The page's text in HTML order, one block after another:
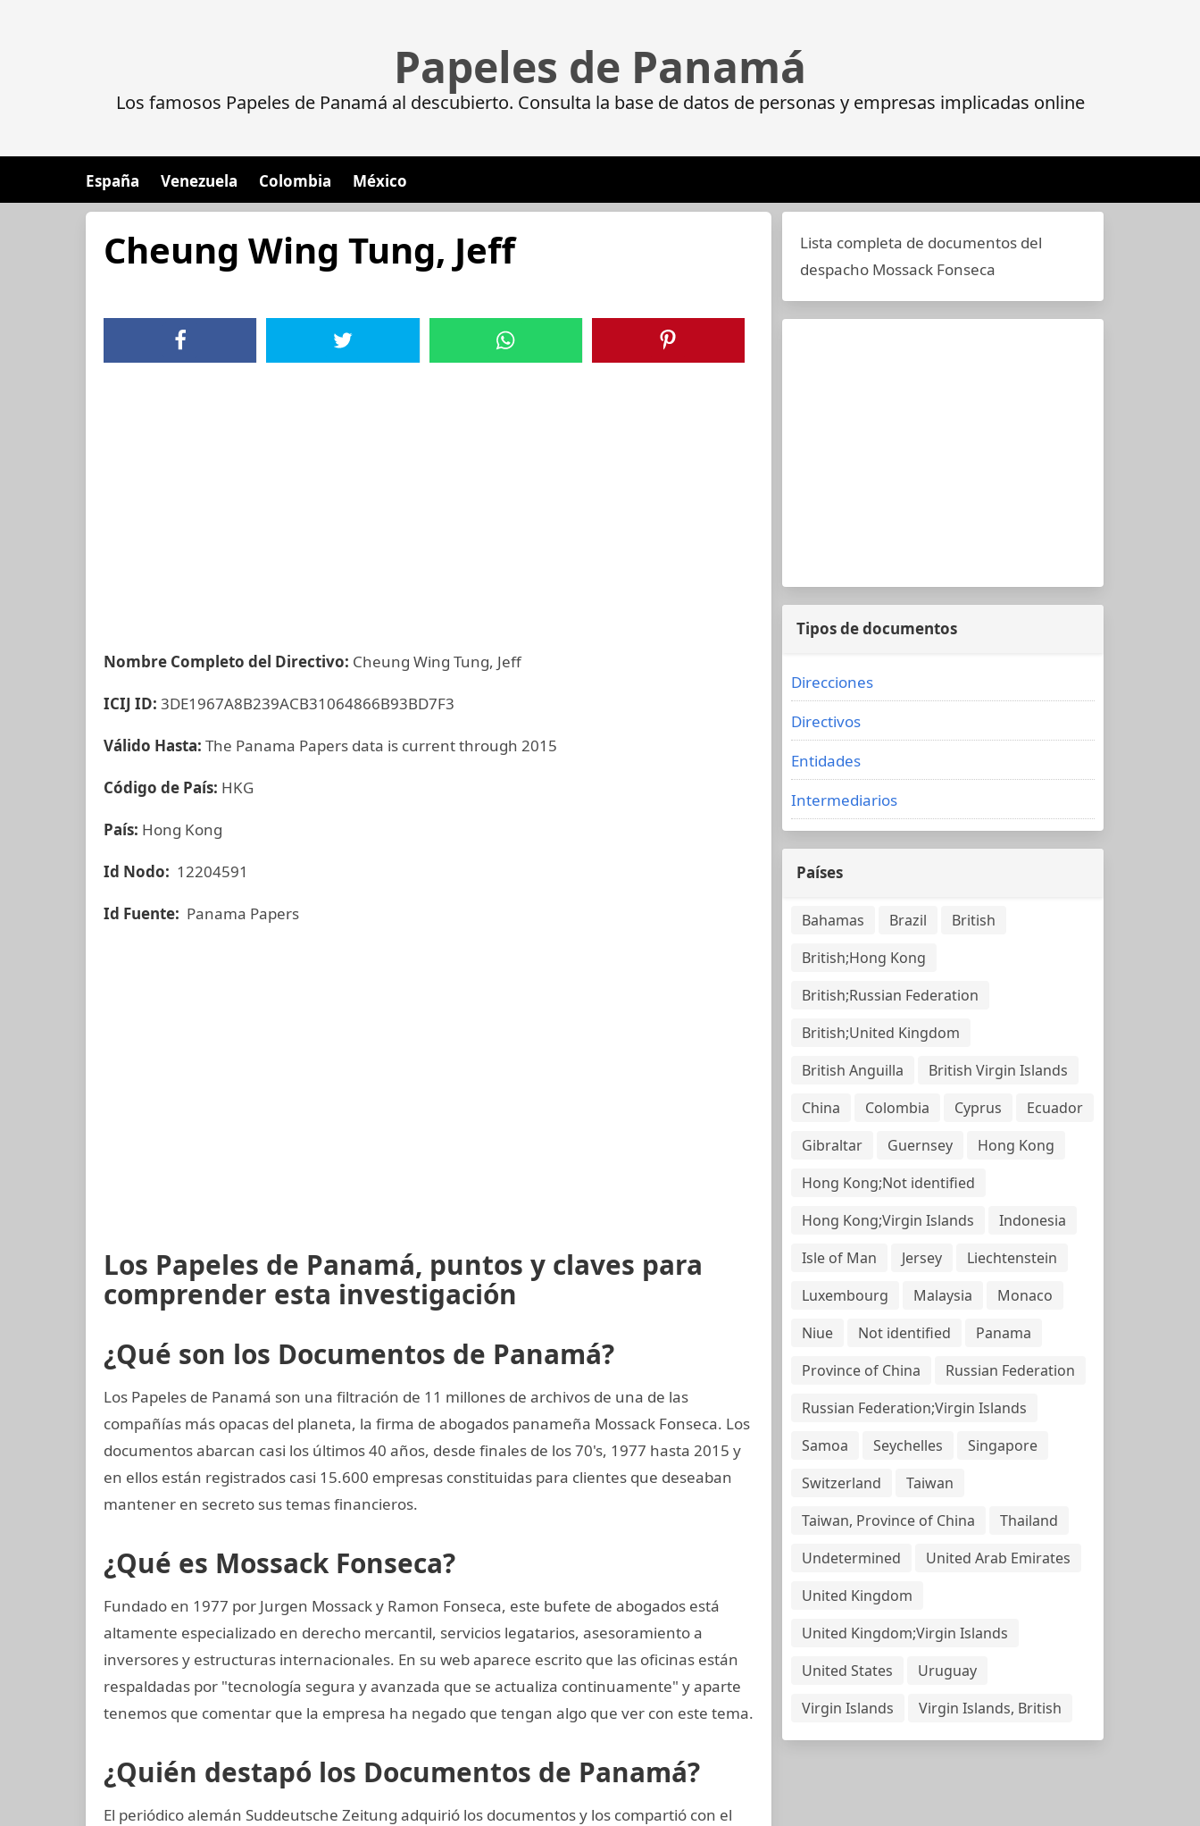
Papeles de Panamá
Los famosos Papeles de Panamá al descubierto. Consulta la base de datos de personas y empresas implicadas online
España Venezuela Colombia México
Cheung Wing Tung, Jeff
Nombre Completo del Directivo: Cheung Wing Tung, Jeff
ICIJ ID: 3DE1967A8B239ACB31064866B93BD7F3
Válido Hasta: The Panama Papers data is current through 2015
Código de País: HKG
País: Hong Kong
Id Nodo: 12204591
Id Fuente: Panama Papers
Los Papeles de Panamá, puntos y claves para
comprender esta investigación
¿Qué son los Documentos de Panamá?
Los Papeles de Panamá son una filtración de 11 millones de archivos de una de las
compañías más opacas del planeta, la firma de abogados panameña Mossack Fonseca. Los
documentos abarcan casi los últimos 40 años, desde finales de los 70's, 1977 hasta 2015 y
en ellos están registrados casi 15.600 empresas constituidas para clientes que deseaban
mantener en secreto sus temas financieros.
¿Qué es Mossack Fonseca?
Fundado en 1977 por Jurgen Mossack y Ramon Fonseca, este bufete de abogados está
altamente especializado en derecho mercantil, servicios legatarios, asesoramiento a
inversores y estructuras internacionales. En su web aparece escrito que las oficinas están
respaldadas por "tecnología segura y avanzada que se actualiza continuamente" y aparte
tenemos que comentar que la empresa ha negado que tengan algo que ver con este tema.
¿Quién destapó los Documentos de Panamá?
El periódico alemán Suddeutsche Zeitung adquirió los documentos y los compartió con el
Lista completa de documentos del
despacho Mossack Fonseca
Tipos de documentos
Direcciones
Directivos
Entidades
Intermediarios
Países
Bahamas Brazil
British
British;Hong Kong
British;Russian Federation
British;United Kingdom
British Anguilla
British Virgin Islands
China
Colombia Cyprus
Ecuador
Gibraltar
Guernsey
Hong Kong
Hong Kong;Not identified
Hong Kong;Virgin Islands
Indonesia
Isle of Man
Jersey
Liechtenstein
Luxembourg
Malaysia
Monaco
Niue
Not identified
Panama
Province of China
Russian Federation
Russian Federation;Virgin Islands
Samoa
Seychelles
Singapore
Switzerland
Taiwan
Taiwan, Province of China
Thailand
Undetermined
United Arab Emirates
United Kingdom
United Kingdom;Virgin Islands
United States
Uruguay
Virgin Islands
Virgin Islands, British